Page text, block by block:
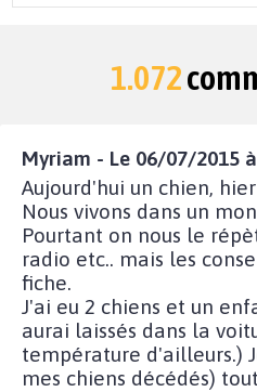
1.072
Myriam - Le 06/07/2015
Aujourd'hui un chien,
Nous vivons dans un
Pourtant on nous le
radio etc.. mais les
fiche.
J'ai eu 2 chiens et un
aurai laissés dans la
température d'ailleurs.)
mes chiens décédés)